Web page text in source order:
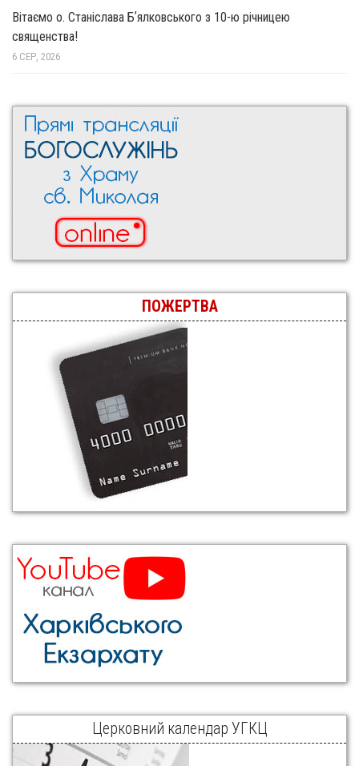
Вітаємо о. Станіслава Бʼялковського з 10-ю річницею
священства!
6 СЕР, 2026
ПОЖЕРТВА
Церковний календар УГКЦ